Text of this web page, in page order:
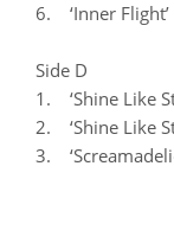
6. ‘Inner
Side D
1. ‘Shine Like
2. ‘Shine Like
3.